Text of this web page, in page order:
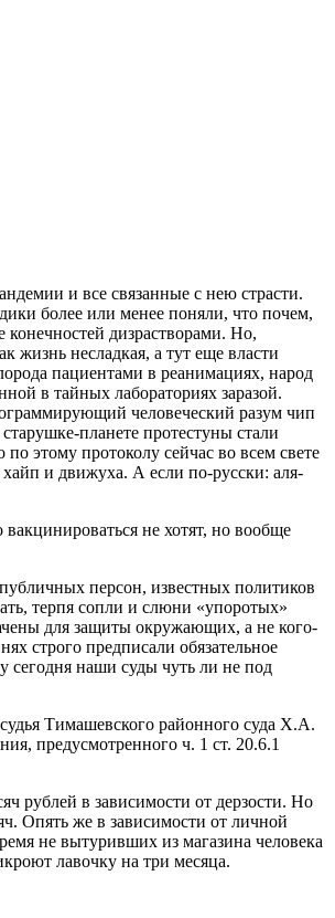
и все связанные с нею страсти.
более или менее поняли, что почем,
дизрастворами. Но,
жизнь несладкая, а тут еще власти
пациентами в реанимациях, народ
в тайных лабораториях заразой.
человеческий разум чип
планете протестуны стали
этому протоколу сейчас во всем свете
и движуха. А если по-русски: аля-
не хотят, но вообще
персон, известных политиков
терпя сопли и слюни «упоротых»
для защиты окружающих, а не кого-
строго предписали обязательное
сегодня наши суды чуть ли не под
Тимашевского районного суда Х.А.
предусмотренного ч. 1 ст. 20.6.1
рублей в зависимости от дерзости. Но
Опять же в зависимости от личной
не вытуривших из магазина человека
лавочку на три месяца.